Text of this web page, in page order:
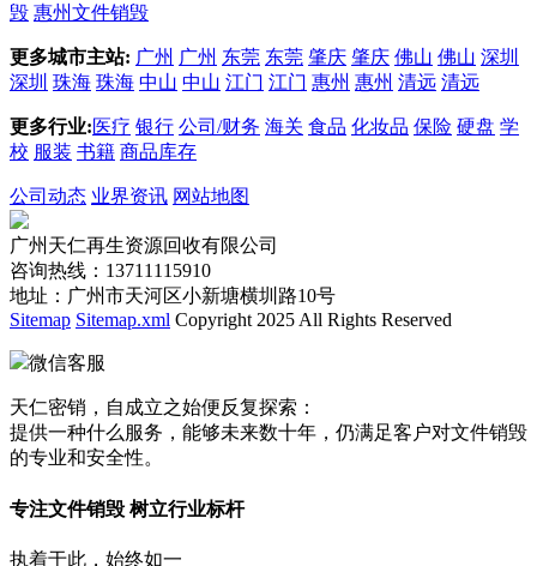
毁 惠州文件销毁
更多城市主站: 广州 广州 东莞 东莞 肇庆 肇庆 佛山 佛山 深圳
深圳 珠海 珠海 中山 中山 江门 江门 惠州 惠州 清远 清远
更多行业: 医疗 银行 公司/财务 海关 食品 化妆品 保险 硬盘 学
校 服装 书籍 商品库存
公司动态 业界资讯 网站地图
广州天仁再生资源回收有限公司
咨询热线：13711115910
地址：广州市天河区小新塘横圳路10号
Sitemap Sitemap.xml Copyright 2025 All Rights Reserved
微信客服
天仁密销，自成立之始便反复探索：
提供一种什么服务，能够未来数十年，仍满足客户对文件销毁
的专业和安全性。
专注文件销毁 树立行业标杆
执着于此，始终如一